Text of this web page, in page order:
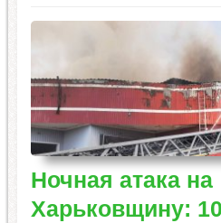
Ночная атака на
Харьковщину: 10